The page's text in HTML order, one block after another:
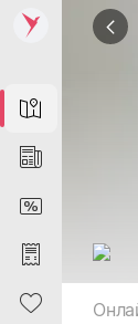
Map
News
DiscountCard
Purchases
Heart